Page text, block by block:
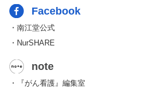
Facebook
・南江堂公式
・NurSHARE
note
・『がん看護』編集室